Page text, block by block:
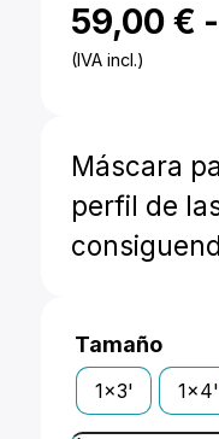
59,00€ -
(IVA incl.)
Máscara
perfil de
Tamaño
1x3' 1x4'